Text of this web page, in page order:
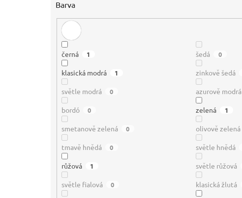
Barva
černá 1 šedá 0
klasická modrá 1 zinkově šedá
světle modrá 0 azurově modrá
bordó 0 zelená 1
smetanově zelená 0 olivově zelená
tmavě hnědá 0 světle hnědá
růžová 1 světle růžová
světle fialová 0 klasická žlutá